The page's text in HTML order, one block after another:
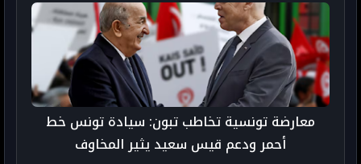
معارضة تونسية تخاطب تبون: سيادة تونس خط
أحمر ودعم قيس سعيد يثير المخاوف